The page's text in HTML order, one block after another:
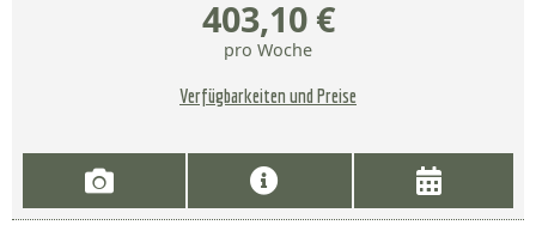
403,10 €
pro Woche
Verfügbarkeiten und Preise